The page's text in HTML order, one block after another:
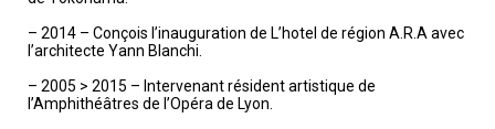
– 2014 – Conçois l’inauguration de L’hotel de région A.R.A avec
l’architecte Yann Blanchi.
– 2005 > 2015 – Intervenant résident artistique de
l’Amphithéâtres de l’Opéra de Lyon.